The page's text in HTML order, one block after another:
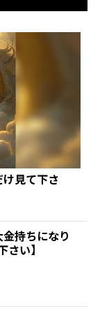
け見て下さ
金持ちになり
さい】